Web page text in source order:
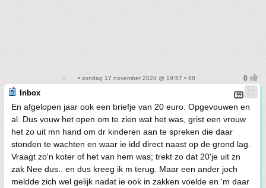
• zondag 17 november 2024 @ 19:57 • 68
Inbox
En afgelopen jaar ook een briefje van 20 euro. Opgevouwen en
al. Dus vouw het open om te zien wat het was, grist een vrouw
het zo uit mn hand om dr kinderen aan te spreken die daar
stonden te wachten en waar ie idd direct naast op de grond lag.
Vraagt zo'n koter of het van hem was; trekt zo dat 20'je uit zn
zak Nee dus.. en dus kreeg ik m terug. Maar een ander joch
meldde zich wel gelijk nadat ie ook in zakken voelde en 'm daar